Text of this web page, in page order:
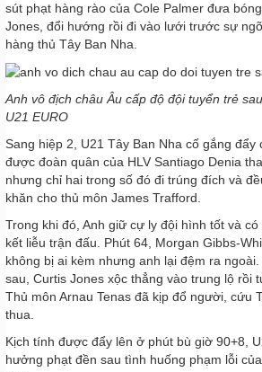
sút phạt hàng rào của Cole Palmer đưa
Jones, đổi hướng rồi đi vào lưới trước sự
hàng thủ Tây Ban Nha.
Anh vô địch châu Âu cấp độ đội tuyển trẻ
U21 EURO
Sang hiệp 2, U21 Tây Ban Nha cố gắng đẩy
được đoàn quân của HLV Santiago Denia
nhưng chỉ hai trong số đó đi trúng đích và
khăn cho thủ môn James Trafford.
Trong khi đó, Anh giữ cự ly đội hình tốt và
kết liễu trận đấu. Phút 64, Morgan Gibbs-
không bị ai kèm nhưng anh lại đệm ra
sau, Curtis Jones xộc thẳng vào trung lộ rồi
Thủ môn Arnau Tenas đã kịp đổ người, cứu
thua.
Kịch tính được đẩy lên ở phút bù giờ 90+8,
hưởng phạt đền sau tình huống phạm lỗi